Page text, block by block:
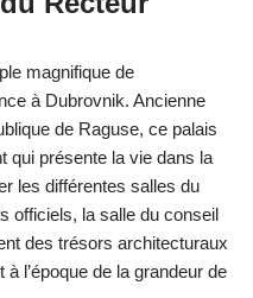
magnifique de
à Dubrovnik. Ancienne
de Raguse, ce palais
qui présente la vie dans la
les différentes salles du
officiels, la salle du conseil
des trésors architecturaux
l’époque de la grandeur de